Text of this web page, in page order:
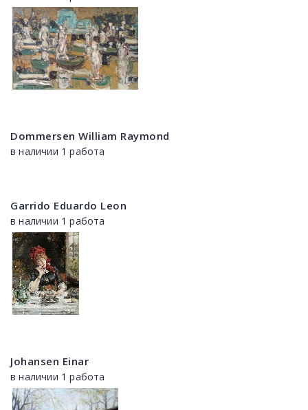
Dommersen William Raymond
в наличии 1 работа
Garrido Eduardo Leon
в наличии 1 работа
Johansen Einar
в наличии 1 работа